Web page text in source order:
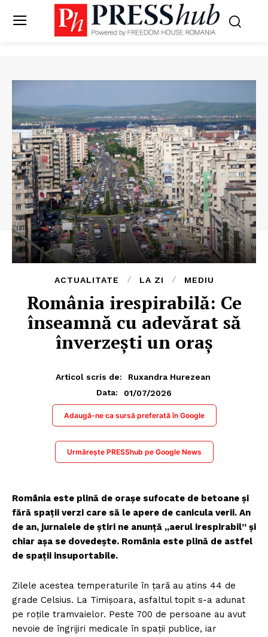
ACTUALITATE LA ZI MEDIU
România irespirabilă: Ce
înseamnă cu adevărat să
înverzești un oraș
Articol scris de:
Ruxandra Hurezean
Data:
01/07/2026
Adaugă-ne ca sursă preferată în Google
Urmărește PRESShub pe Google News
România este plină de orașe sufocate de betoane și
fără spații verzi care să le apere de canicula verii. An
de an, jurnalele de știri ne anunță „aerul irespirabil” și
chiar așa se dovedește. România este plină de astfel
de spații insuportabile.
Zilele acestea temperaturile în țară au atins 44 de
grade Celsius. La Timișoara, asfaltul topit s-a adunat
pe roțile tramvaielor. Peste 700 de persoane au avut
nevoie de îngrijiri medicale în spații publice, iar